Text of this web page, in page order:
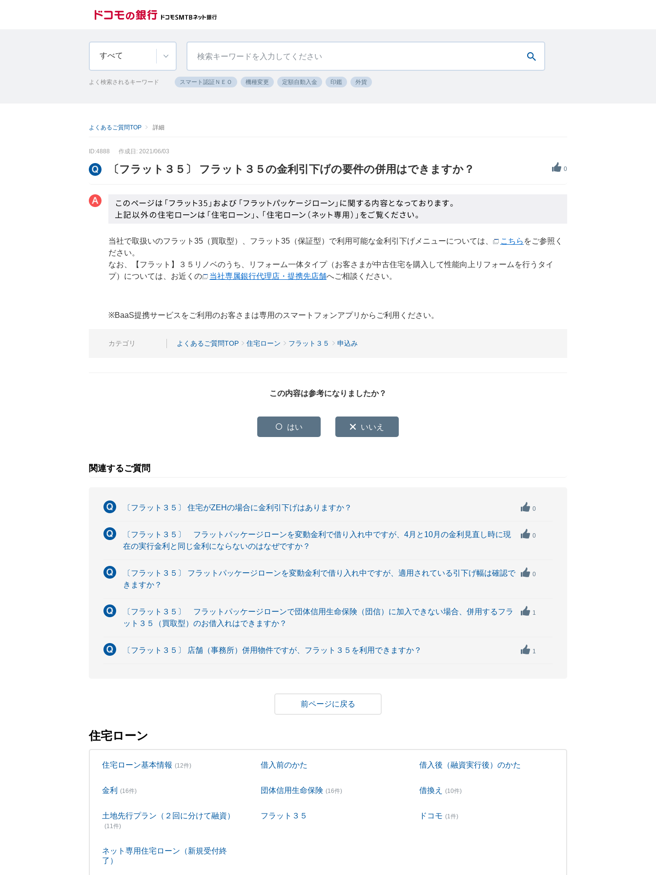
すべて
よく検索されるキーワード スマート認証ＮＥＯ 機種変更 定額自動入金 印鑑 外貨
よくあるご質問TOP 詳細
ID:4888 作成日: 2021/06/03
0
〔フラット３５〕 フラット３５の金利引下げの要件の併用はできますか？
当社で取扱いのフラット35（買取型）、フラット35（保証型）で利用可能な金利引下げメニューについては、 こちら をご参照く
ださい。
なお、【フラット】３５リノベのうち、リフォーム一体タイプ（お客さまが中古住宅を購入して性能向上リフォームを行うタイ
プ）については、お近くの
当社専属銀行代理店・提携先店舗へご相談ください。
※BaaS提携サービスをご利用のお客さまは専用のスマートフォンアプリからご利用ください。
カテゴリ よくあるご質問TOP 住宅ローン フラット３５ 申込み
この内容は参考になりましたか？
はい いいえ
関連するご質問
〔フラット３５〕 住宅がZEHの場合に金利引下げはありますか？ 0
〔フラット３５〕 フラットパッケージローンを変動金利で借り入れ中ですが、4月と10月の金利見直し時に現
在の実行金利と同じ金利にならないのはなぜですか？
0
〔フラット３５〕 フラットパッケージローンを変動金利で借り入れ中ですが、適用されている引下げ幅は確認で
きますか？
0
〔フラット３５〕 フラットパッケージローンで団体信用生命保険（団信）に加入できない場合、併用するフラ
ット３５（買取型）のお借入れはできますか？
1
〔フラット３５〕 店舗（事務所）併用物件ですが、フラット３５を利用できますか？ 1
戻る
住宅ローン
住宅ローン基本情報 (12件) 借入前のかた 借入後（融資実行後）のかた
金利 (16件) 団体信用生命保険 (16件) 借換え (10件)
土地先行プラン（２回に分けて融資）
(11件)
フラット３５ ドコモ (1件)
ネット専用住宅ローン（新規受付終
了）